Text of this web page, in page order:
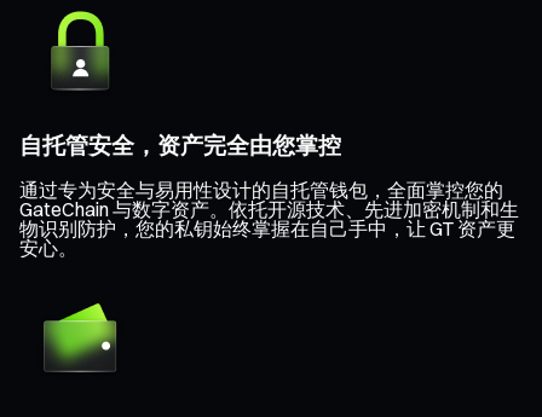
自托管安全，资产完全由您掌控
通过专为安全与易用性设计的自托管钱包，全面掌控您的
GateChain 与数字资产。依托开源技术、先进加密机制和生
物识别防护，您的私钥始终掌握在自己手中，让 GT 资产更
安心。